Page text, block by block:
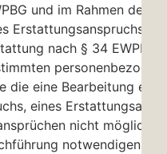
und im Rahmen des
Erstattungsanspruchs
nach § 34 EWPBG
die eine Bearbeitung
eines
nicht möglich
notwendigen